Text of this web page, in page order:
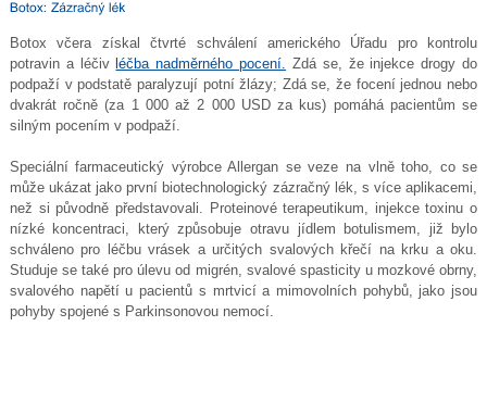
Botox včera získal čtvrté schválení amerického Úřadu pro kontrolu
potravin a léčiv léčba nadměrného pocení. Zdá se, že injekce drogy do
podpaží v podstatě paralyzují potní žlázy; Zdá se, že focení jednou nebo
dvakrát ročně (za 1 000 až 2 000 USD za kus) pomáhá pacientům se
silným pocením v podpaží.
Speciální farmaceutický výrobce Allergan se veze na vlně toho, co se
může ukázat jako první biotechnologický zázračný lék, s více aplikacemi,
než si původně představovali. Proteinové terapeutikum, injekce toxinu o
nízké koncentraci, který způsobuje otravu jídlem botulismem, již bylo
schváleno pro léčbu vrásek a určitých svalových křečí na krku a oku.
Studuje se také pro úlevu od migrén, svalové spasticity u mozkové obrny,
svalového napětí u pacientů s mrtvicí a mimovolních pohybů, jako jsou
pohyby spojené s Parkinsonovou nemocí.